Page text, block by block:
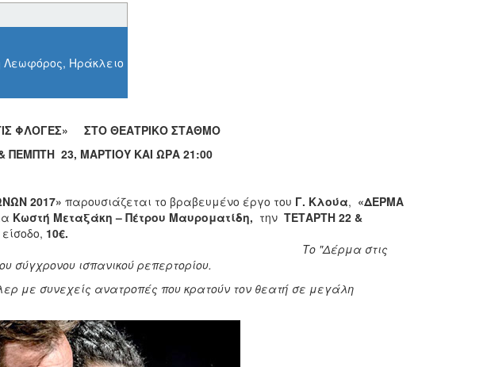
Λεωφόρος, Ηράκλειο
ΦΛΟΓΕΣ» ΣΤΟ ΘΕΑΤΡΙΚΟ ΣΤΑΘΜΟ
ΠΕΜΠΤΗ 23, ΜΑΡΤΙΟΥ ΚΑΙ ΩΡΑ 21:00
2017» παρουσιάζεται το βραβευμένο έργο του Γ. Κλούα, «ΔΕΡΜΑ
Κωστή Μεταξάκη – Πέτρου Μαυροματίδη, τηνΤΕΤΑΡΤΗ 22 &
10€.
Το "Δέρμα στις
σύγχρονου ισπανικού ρεπερτορίου.
με συνεχείς ανατροπές που κρατούν τον θεατή σε μεγάλη